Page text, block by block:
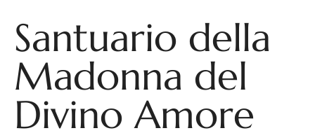
Santuario della
Madonna del
Divino Amore